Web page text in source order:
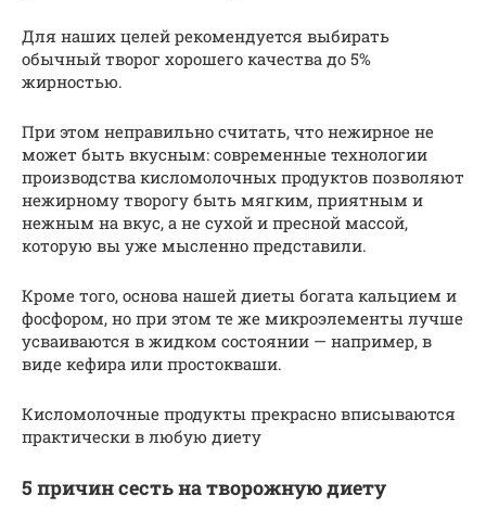
Для наших целей рекомендуется выбирать
обычный творог хорошего качества до 5%
жирностью.
При этом неправильно считать, что нежирное не
может быть вкусным: современные технологии
производства кисломолочных продуктов позволяют
нежирному творогу быть мягким, приятным и
нежным на вкус, а не сухой и пресной массой,
которую вы уже мысленно представили.
Кроме того, основа нашей диеты богата кальцием и
фосфором, но при этом те же микроэлементы лучше
усваиваются в жидком состоянии — например, в
виде кефира или простокваши.
Кисломолочные продукты прекрасно вписываются
практически в любую диету
5 причин сесть на творожную диету